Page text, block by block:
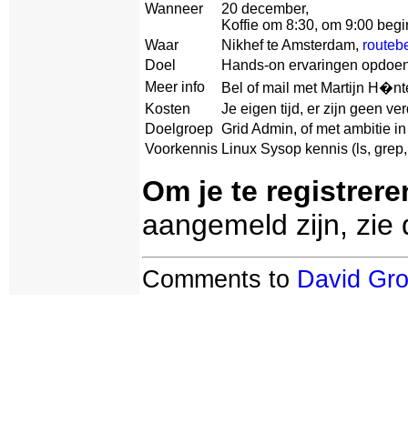
Wanneer
20 december,
Koffie om 8:30, om 9:00
Waar
Nikhef te Amsterdam,
Doel
Hands-on ervaringen
Meer info
Bel of mail met Martijn
Kosten
Je eigen tijd, er zijn geen
Doelgroep Grid Admin, of met ambitie
Voorkennis Linux Sysop kennis (ls,
Om je te
aangemeld zijn, zie
Comments to David